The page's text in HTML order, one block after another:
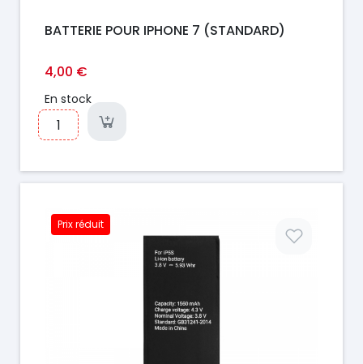
BATTERIE POUR IPHONE 7 (STANDARD)
4,00 €
En stock
Prix réduit